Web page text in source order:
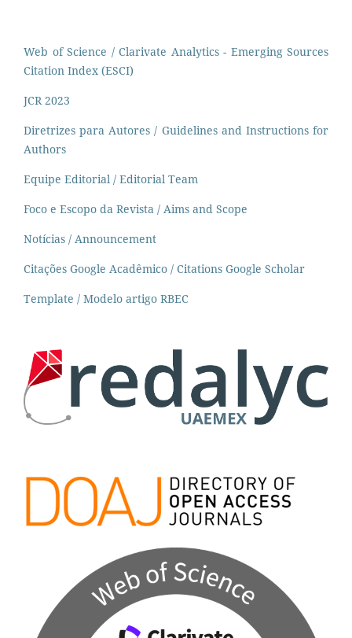
Web of Science / Clarivate Analytics - Emerging Sources
Citation Index (ESCI)
JCR 2023
Diretrizes para Autores / Guidelines and Instructions for
Authors
Equipe Editorial / Editorial Team
Foco e Escopo da Revista / Aims and Scope
Notícias / Announcement
Citações Google Acadêmico / Citations Google Scholar
Template / Modelo artigo RBEC